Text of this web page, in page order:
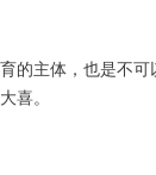
的主体，也是不
喜。